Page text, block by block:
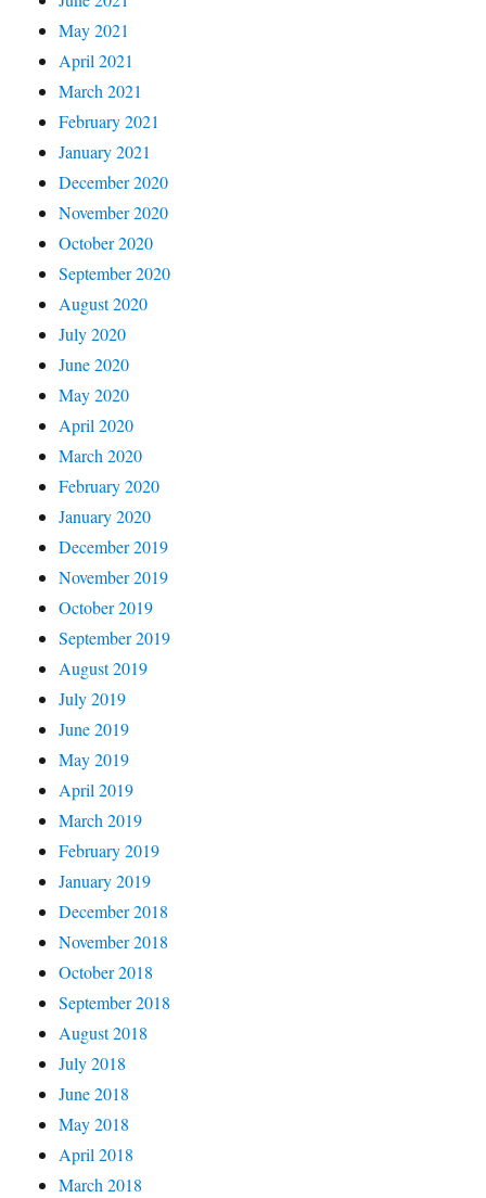
May 2021
April 2021
March 2021
February 2021
January 2021
December 2020
November 2020
October 2020
September 2020
August 2020
July 2020
June 2020
May 2020
April 2020
March 2020
February 2020
January 2020
December 2019
November 2019
October 2019
September 2019
August 2019
July 2019
June 2019
May 2019
April 2019
March 2019
February 2019
January 2019
December 2018
November 2018
October 2018
September 2018
August 2018
July 2018
June 2018
May 2018
April 2018
March 2018